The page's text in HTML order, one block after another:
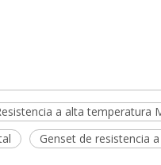
a alta temperatura
Genset de resistencia